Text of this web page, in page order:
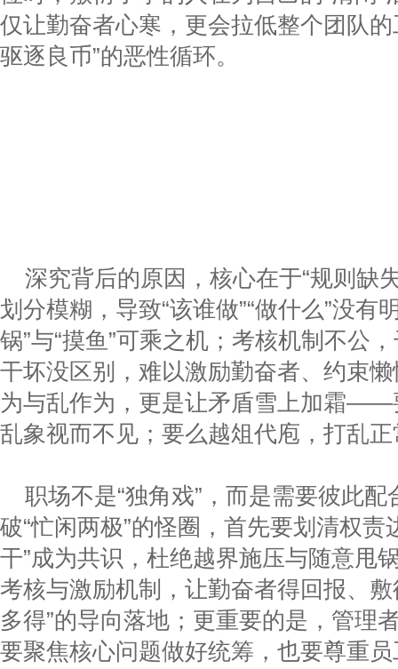
仅让勤奋者心寒，更会拉低整个团队
驱逐良币”的恶性循环。
深究背后的原因，核心在于“规则缺
划分模糊，导致“该谁做”“做什么”没有
锅”与“摸鱼”可乘之机；考核机制不公
干坏没区别，难以激励勤奋者、约束
为与乱作为，更是让矛盾雪上加霜——
乱象视而不见；要么越俎代庖，打乱
职场不是“独角戏”，而是需要彼此配
破“忙闲两极”的怪圈，首先要划清权责
干”成为共识，杜绝越界施压与随意甩
考核与激励机制，让勤奋者得回报、
多得”的导向落地；更重要的是，管理
要聚焦核心问题做好统筹，也要尊重